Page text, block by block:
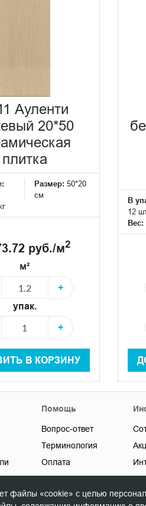
Ауленти
20*50
плитка
Размер: 50*20
см
руб./м2
м²
+
упак.
+
В КОРЗИНУ
В
12
Вес:
Помощь
Вопрос-ответ
Терминология
Оплата
Доставка
Карта сайта
файлы «cookie» с целью